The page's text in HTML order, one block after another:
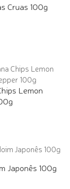
Cruas 100g
Lemon
Japonês 100g